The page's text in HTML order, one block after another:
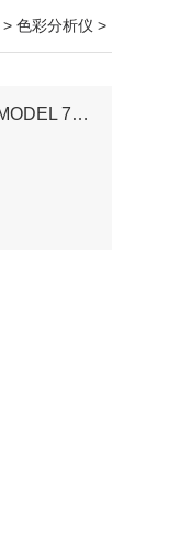
> 色彩分析仪 >
致茂二维色彩分析仪MODEL 71803 系列